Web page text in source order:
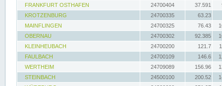
FRANKFURT OSTHAFEN
24700404 37.591
KROTZENBURG
24700335
63.23
MAINFLINGEN
24700325 76.43
OBERNAU
24700302 92.385
KLEINHEUBACH
24700200 121.7
FAULBACH
24700109 146.6
WERTHEIM
24709089 156.96
STEINBACH
24500100 200.52